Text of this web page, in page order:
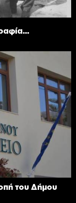
του Δήμου